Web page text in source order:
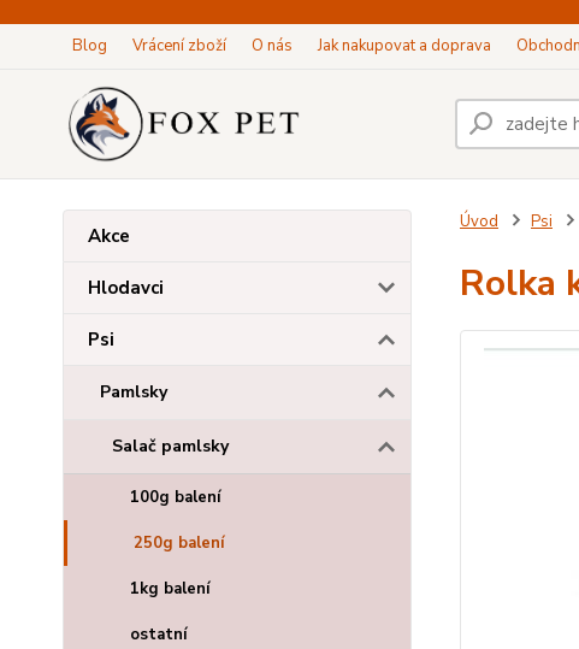
Blog Vrácení zboží O nás Jak nakupovat a doprava
Akce
Hlodavci
Psi
Pamlsky
Salač pamlsky
100g balení
250g balení
1kg balení
ostatní
Úvod Psi
Rolka